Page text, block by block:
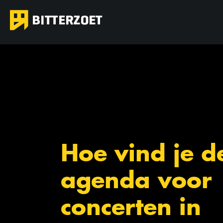
Hoe vind je
agenda voor
concerten in